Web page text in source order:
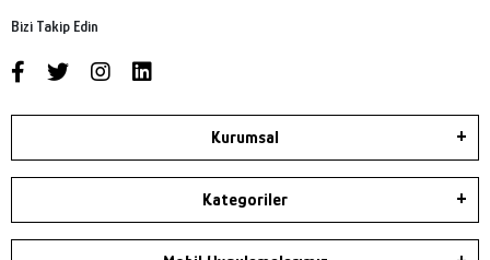
Bizi Takip Edin
Kurumsal
Kategoriler